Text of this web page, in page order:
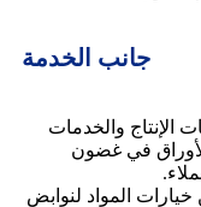
جانب الخدمة
الإنتاج والخدمات
في غضون
المواد لنوابض